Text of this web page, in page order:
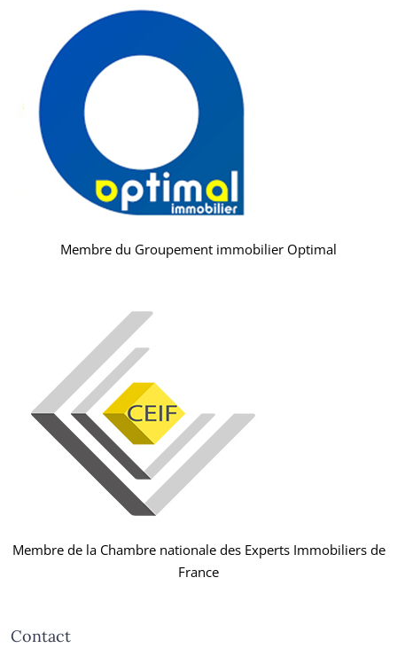
Membre du Groupement immobilier Optimal
Membre de la Chambre nationale des Experts Immobiliers de
France
Contact